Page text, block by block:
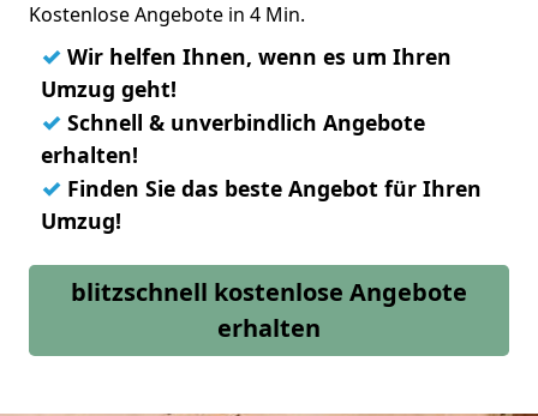
Kostenlose Angebote in 4 Min.
✓ Wir helfen Ihnen, wenn es um Ihren
Umzug geht!
✓ Schnell & unverbindlich Angebote
erhalten!
✓ Finden Sie das beste Angebot für Ihren
Umzug!
blitzschnell kostenlose Angebote
erhalten